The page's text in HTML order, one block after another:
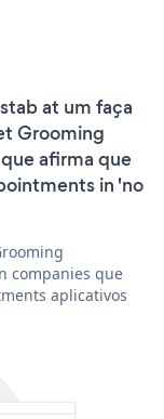
at um faça
Grooming
afirma que
in 'no
companies que
aplicativos